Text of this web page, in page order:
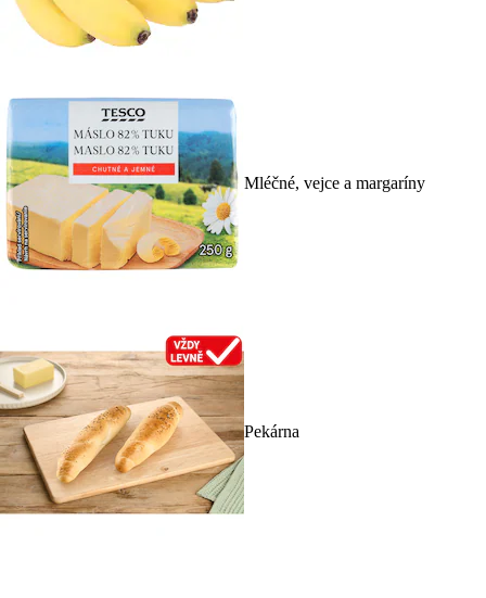
Mléčné, vejce a margaríny
Pekárna